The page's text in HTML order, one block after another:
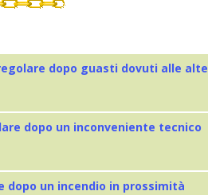
dopo guasti dovuti alle alte
dopo un inconveniente tecnico
dopo un incendio in prossimità